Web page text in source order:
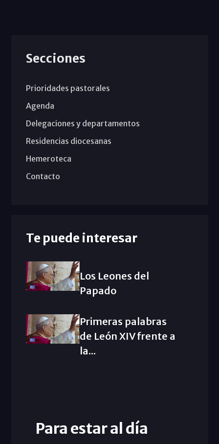
Secciones
Prioridades pastorales
Agenda
Delegaciones y departamentos
Residencias diocesanas
Hemeroteca
Contacto
Te puede interesar
Los Leones del
Papado
Primeras palabras
de León XIV frente a
la...
Para estar al día